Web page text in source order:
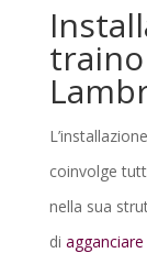
traino
coinvolge
nella sua
di agganciare